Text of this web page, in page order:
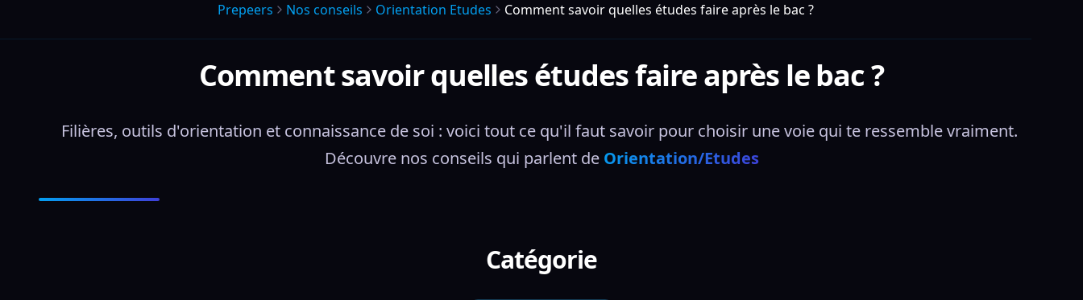
Prepeers Nos conseils Orientation Etudes Comment savoir quelles études faire après le bac ?
Comment savoir quelles études faire après le bac ?
Filières, outils d'orientation et connaissance de soi : voici tout ce qu'il faut savoir pour choisir une voie qui te ressemble vraiment.
Découvre nos conseils qui parlent de Orientation/Etudes
Catégorie